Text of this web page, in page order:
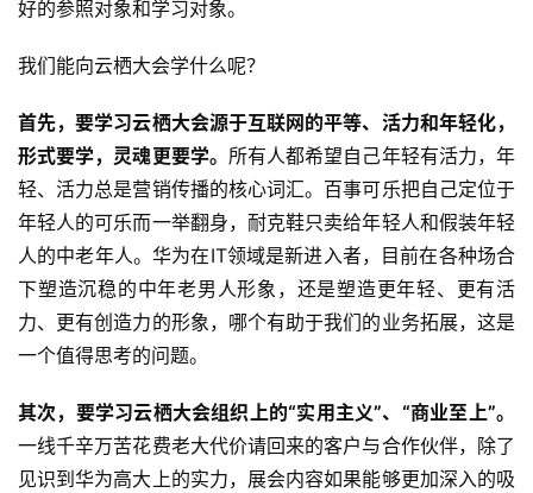
好的参照对象和学习对象。
我们能向云栖大会学什么呢？
首先，要学习云栖大会源于互联网的平等、活力和年轻化，
形式要学，灵魂更要学。 所有人都希望自己年轻有活力，年
轻、活力总是营销传播的核心词汇。百事可乐把自己定位于
年轻人的可乐而一举翻身，耐克鞋只卖给年轻人和假装年轻
人的中老年人。华为在IT领域是新进入者，目前在各种场合
下塑造沉稳的中年老男人形象，还是塑造更年轻、更有活
力、更有创造力的形象，哪个有助于我们的业务拓展，这是
一个值得思考的问题。
其次，要学习云栖大会组织上的“实用主义”、“商业至上”。
一线千辛万苦花费老大代价请回来的客户与合作伙伴，除了
见识到华为高大上的实力，展会内容如果能够更加深入的吸